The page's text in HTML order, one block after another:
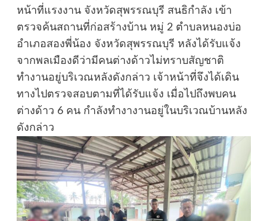
หน้าที่แรงงาน จังหวัดสุพรรณบุรี สนธิกำลัง เข้า
ตรวจค้นสถานที่ก่อสร้างบ้าน หมู่ 2 ตำบลหนองบ่อ
อำเภอสองพี่น้อง จังหวัดสุพรรณบุรี หลังได้รับแจ้ง
จากพลเมืองดีว่ามีคนต่างด้าวไม่ทราบสัญชาติ
ทำงานอยู่บริเวณหลังดังกล่าว เจ้าหน้าที่จึงได้เดิน
ทางไปตรวจสอบตามที่ได้รับแจ้ง เมื่อไปถึงพบคน
ต่างด้าว 6 คน กำลังทำงางานอยู่ในบริเวณบ้านหลัง
ดังกล่าว